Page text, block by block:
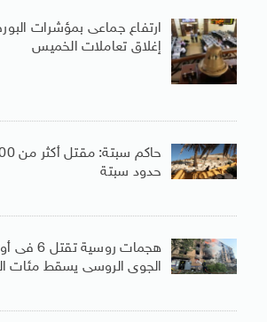
ارتفاع جماعى بمؤشرات
إغلاق تعاملات الخميس
حدود سبتة
هجمات روسية
الجوى الروسى يسقط مئات